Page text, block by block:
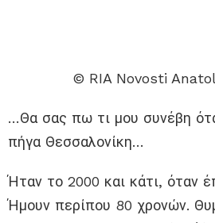
© RIA Novosti
…Θα σας πω τι μου συνέβη
πήγα Θεσσαλονίκη…
Ήταν το 2000 και κάτι, όταν
Ήμουν περίπου 80 χρονών.